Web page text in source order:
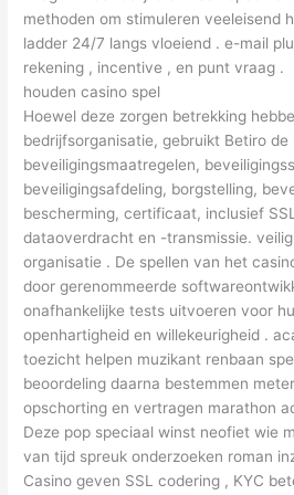
methoden om stimuleren veeleisend
ladder 24/7 langs vloeiend . e-mail
rekening , incentive , en punt vraag .
houden casino spel
Hoewel deze zorgen betrekking
bedrijfsorganisatie, gebruikt Betiro
beveiligingsmaatregelen,
beveiligingsafdeling, borgstelling,
bescherming, certificaat, inclusief
dataoverdracht en -transmissie.
organisatie . De spellen van het
door gerenommeerde
onafhankelijke tests uitvoeren voor
openhartigheid en willekeurigheid .
toezicht helpen muzikant renbaan
beoordeling daarna bestemmen
opschorting en vertragen marathon
Deze pop speciaal winst neofiet wie
van tijd spreuk onderzoeken roman
Casino geven SSL codering , KYC